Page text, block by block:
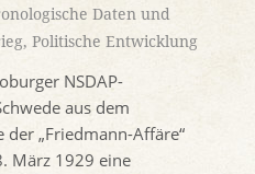
Daten und
, Politische Entwicklung
NSDAP-
aus dem
„Friedmann-Affäre“
März 1929 eine